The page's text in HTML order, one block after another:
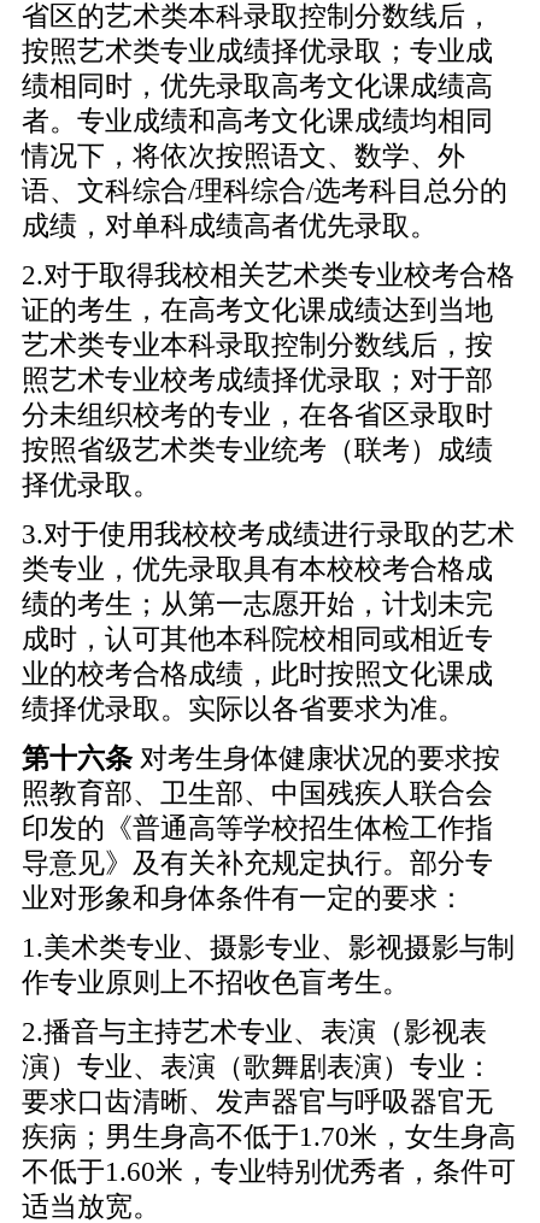
省区的艺术类本科录取控制分数线后，
按照艺术类专业成绩择优录取；专业成
绩相同时，优先录取高考文化课成绩高
者。专业成绩和高考文化课成绩均相同
情况下，将依次按照语文、数学、外
语、文科综合/理科综合/选考科目总分的
成绩，对单科成绩高者优先录取。
2.对于取得我校相关艺术类专业校考合格
证的考生，在高考文化课成绩达到当地
艺术类专业本科录取控制分数线后，按
照艺术专业校考成绩择优录取；对于部
分未组织校考的专业，在各省区录取时
按照省级艺术类专业统考（联考）成绩
择优录取。
3.对于使用我校校考成绩进行录取的艺术
类专业，优先录取具有本校校考合格成
绩的考生；从第一志愿开始，计划未完
成时，认可其他本科院校相同或相近专
业的校考合格成绩，此时按照文化课成
绩择优录取。实际以各省要求为准。
第十六条 对考生身体健康状况的要求按
照教育部、卫生部、中国残疾人联合会
印发的《普通高等学校招生体检工作指
导意见》及有关补充规定执行。部分专
业对形象和身体条件有一定的要求：
1.美术类专业、摄影专业、影视摄影与制
作专业原则上不招收色盲考生。
2.播音与主持艺术专业、表演（影视表
演）专业、表演（歌舞剧表演）专业：
要求口齿清晰、发声器官与呼吸器官无
疾病；男生身高不低于1.70米，女生身高
不低于1.60米，专业特别优秀者，条件可
适当放宽。